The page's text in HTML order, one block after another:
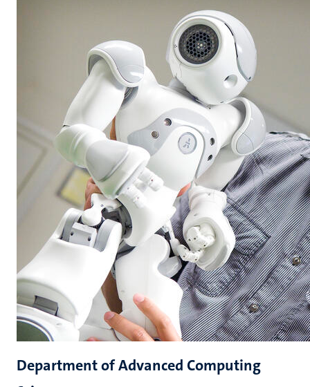
Department of Advanced Computing